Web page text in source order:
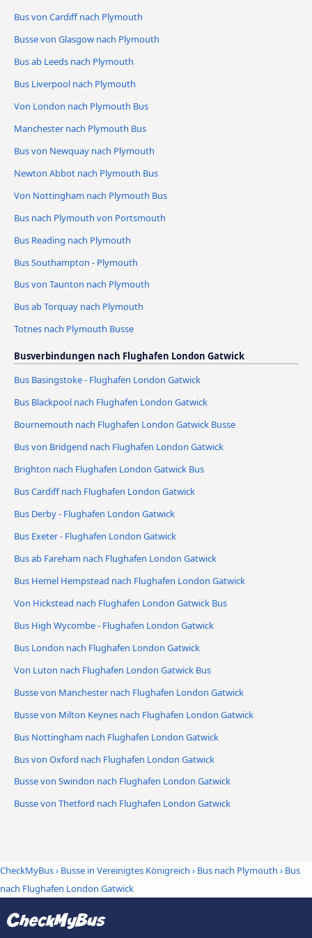
Bus von Cardiff nach Plymouth
Busse von Glasgow nach Plymouth
Bus ab Leeds nach Plymouth
Bus Liverpool nach Plymouth
Von London nach Plymouth Bus
Manchester nach Plymouth Bus
Bus von Newquay nach Plymouth
Newton Abbot nach Plymouth Bus
Von Nottingham nach Plymouth Bus
Bus nach Plymouth von Portsmouth
Bus Reading nach Plymouth
Bus Southampton - Plymouth
Bus von Taunton nach Plymouth
Bus ab Torquay nach Plymouth
Totnes nach Plymouth Busse
Busverbindungen nach Flughafen London Gatwick
Bus Basingstoke - Flughafen London Gatwick
Bus Blackpool nach Flughafen London Gatwick
Bournemouth nach Flughafen London Gatwick Busse
Bus von Bridgend nach Flughafen London Gatwick
Brighton nach Flughafen London Gatwick Bus
Bus Cardiff nach Flughafen London Gatwick
Bus Derby - Flughafen London Gatwick
Bus Exeter - Flughafen London Gatwick
Bus ab Fareham nach Flughafen London Gatwick
Bus Hemel Hempstead nach Flughafen London Gatwick
Von Hickstead nach Flughafen London Gatwick Bus
Bus High Wycombe - Flughafen London Gatwick
Bus London nach Flughafen London Gatwick
Von Luton nach Flughafen London Gatwick Bus
Busse von Manchester nach Flughafen London Gatwick
Busse von Milton Keynes nach Flughafen London Gatwick
Bus Nottingham nach Flughafen London Gatwick
Bus von Oxford nach Flughafen London Gatwick
Busse von Swindon nach Flughafen London Gatwick
Busse von Thetford nach Flughafen London Gatwick
CheckMyBus› Busse in Vereinigtes Königreich › Bus nach Plymouth › Bus
nach Flughafen London Gatwick